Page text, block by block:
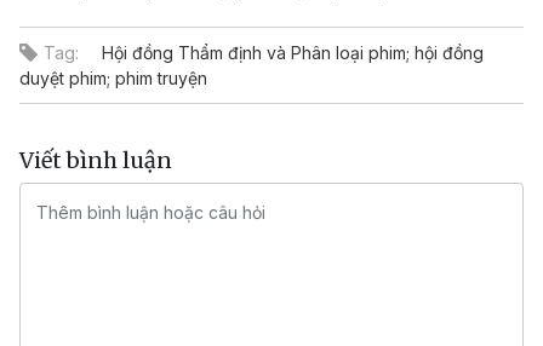
Tag:
Hội đồng Thẩm định và Phân loại phim; hội đồng
duyệt phim; phim truyện
Viết bình luận